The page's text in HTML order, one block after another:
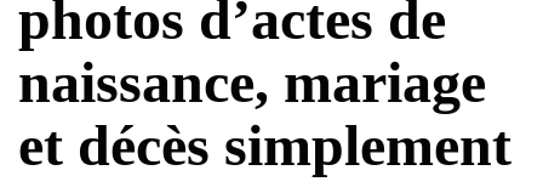
photos d’actes de
naissance, mariage
et décès simplement